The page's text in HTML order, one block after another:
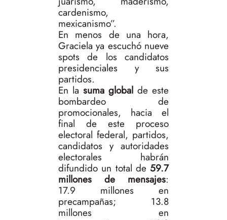
cardenismo,
mexicanismo”.
En menos de una hora,
Graciela ya escuchó nueve
spots de los candidatos
presidenciales y sus
partidos.
En la suma global de este
bombardeo de
promocionales, hacia el
final de este proceso
electoral federal, partidos,
candidatos y autoridades
electorales habrán
difundido un total de 59.7
millones de mensajes:
17.9 millones en
precampañas; 13.8
millones en